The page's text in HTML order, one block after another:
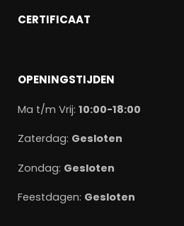
CERTIFICAAT
OPENINGSTIJDEN
Ma t/m Vrij: 10:00-18:00
Zaterdag: Gesloten
Zondag: Gesloten
Feestdagen: Gesloten